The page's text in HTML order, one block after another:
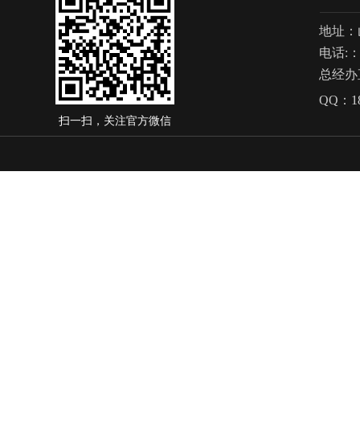
扫一扫，关注官方微信
地址：
电话:：
总经
QQ：